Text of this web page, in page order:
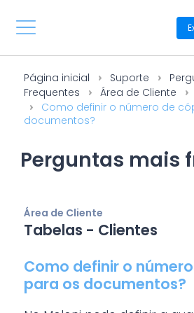
Página inicial Suporte
Frequentes
Área de Cliente
Como definir o número de
documentos?
Perguntas mais
Área de Cliente
Tabelas - Clientes
Como definir o
para os documentos?